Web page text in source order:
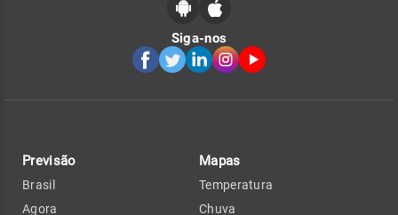
Siga-nos
Previsão
Brasil
Agora
Mapas
Temperatura
Chuva